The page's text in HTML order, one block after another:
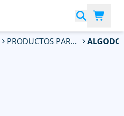
PRODUCTOS PARA DIABETES